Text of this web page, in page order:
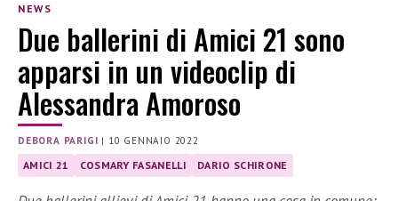
NEWS
Due ballerini di Amici 21 sono
apparsi in un videoclip di
Alessandra Amoroso
DEBORA PARIGI | 10 GENNAIO 2022
AMICI 21 COSMARY FASANELLI DARIO SCHIRONE